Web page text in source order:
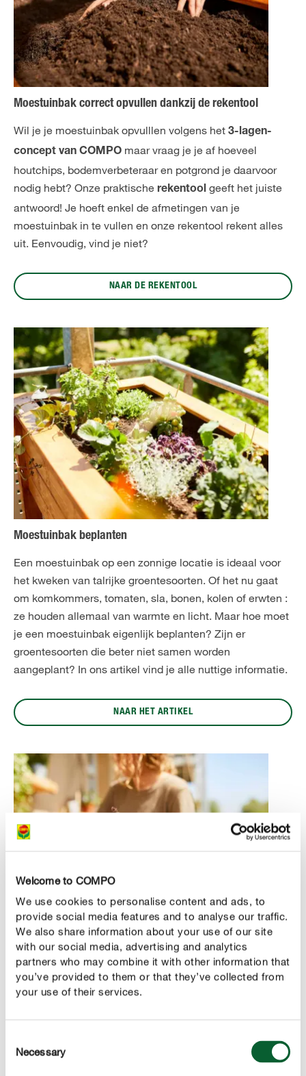
Welcome to COMPO
We use cookies to personalise content and ads, to
provide social media features and to analyse our traffic.
We also share information about your use of our site
with our social media, advertising and analytics
partners who may combine it with other information that
you’ve provided to them or that they’ve collected from
your use of their services.
Selection
Necessary
Moestuinbak correct opvullen dankzij de rekentool
Wil je je moestuinbak opvulllen volgens het 3-lagen-
concept van COMPO maar vraag je je af hoeveel
houtchips, bodemverbeteraar en potgrond je daarvoor
nodig hebt? Onze praktische rekentool geeft het juiste
antwoord! Je hoeft enkel de afmetingen van je
moestuinbak in te vullen en onze rekentool rekent alles
uit. Eenvoudig, vind je niet?
NAAR DE REKENTOOL
Moestuinbak beplanten
Een moestuinbak op een zonnige locatie is ideaal voor
het kweken van talrijke groentesoorten. Of het nu gaat
om komkommers, tomaten, sla, bonen, kolen of erwten :
ze houden allemaal van warmte en licht. Maar hoe moet
je een moestuinbak eigenlijk beplanten? Zijn er
groentesoorten die beter niet samen worden
aangeplant? In ons artikel vind je alle nuttige informatie.
NAAR HET ARTIKEL
Kruiden voor je moestuinbak
In moestuinbakken kan je niet alleen komkommers,
bijvoorbeeld bernagie en aardbeien perfect samen
aanplanten. Ook komkommers en basilicum gaan goed